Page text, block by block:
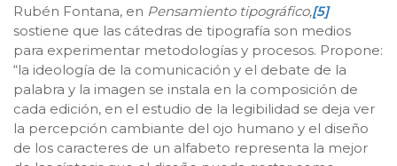
Rubén Fontana, en Pensamiento tipográfico,[5]
sostiene que las cátedras de tipografía son medios
para experimentar metodologías y procesos. Propone:
“la ideología de la comunicación y el debate de la
palabra y la imagen se instala en la composición de
cada edición, en el estudio de la legibilidad se deja ver
la percepción cambiante del ojo humano y el diseño
de los caracteres de un alfabeto representa la mejor